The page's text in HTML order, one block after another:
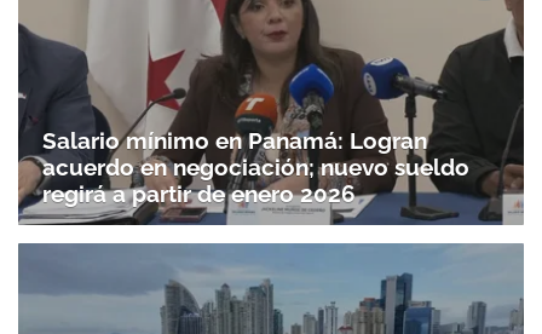
Salario mínimo en Panamá: Logran
acuerdo en negociación; nuevo sueldo
regirá a partir de enero 2026